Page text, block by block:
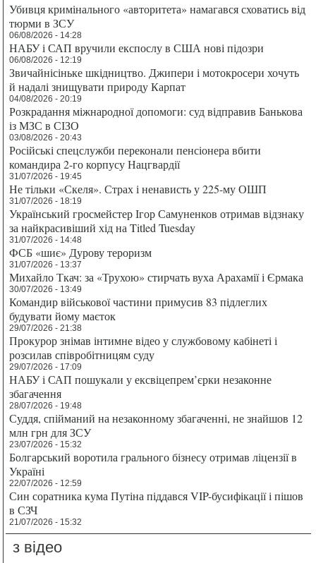
Убивця кримінального «авторитета» намагався сховатись від
тюрми в ЗСУ
06/08/2026 - 14:28
НАБУ і САП вручили експослу в США нові підозри
06/08/2026 - 12:19
Звичайнісіньке шкідництво. Джипери і мотокросери хочуть
й надалі знищувати природу Карпат
04/08/2026 - 20:19
Розкрадання міжнародної допомоги: суд відправив Банькова
із МЗС в СІЗО
03/08/2026 - 20:43
Російські спецслужби переконали пенсіонера вбити
командира 2-го корпусу Нацгвардії
31/07/2026 - 19:45
Не тільки «Скеля». Страх і ненависть у 225-му ОШП
31/07/2026 - 18:19
Український гросмейстер Ігор Самуненков отримав відзнаку
за найкрасивіший хід на Titled Tuesday
31/07/2026 - 14:48
ФСБ «шиє» Дурову тероризм
31/07/2026 - 13:37
Михайло Ткач: за «Трухою» стирчать вуха Арахамії і Єрмака
30/07/2026 - 13:49
Командир військової частини примусив 83 підлеглих
будувати йому маєток
29/07/2026 - 21:38
Прокурор знімав інтимне відео у службовому кабінеті і
розсилав співробітницям суду
29/07/2026 - 17:09
НАБУ і САП пошукали у ексвіцепрем’єрки незаконне
збагачення
28/07/2026 - 19:48
Суддя, спійманий на незаконному збагаченні, не знайшов 12
млн грн для ЗСУ
23/07/2026 - 15:32
Болгарський воротила грального бізнесу отримав ліцензії в
Україні
22/07/2026 - 12:59
Син соратника кума Путіна піддався VIP-бусифікації і пішов
в СЗЧ
21/07/2026 - 15:32
з відео